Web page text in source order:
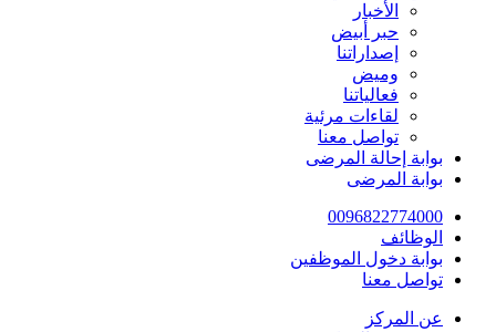
الأخبار
حبر أبيض
إصداراتنا
وميض
فعالياتنا
لقاءات مرئية
تواصل معنا
بوابة إحالة المرضى
بوابة المرضى
0096822774000
الوظائف
بوابة دخول الموظفين
تواصل معنا
عن المركز